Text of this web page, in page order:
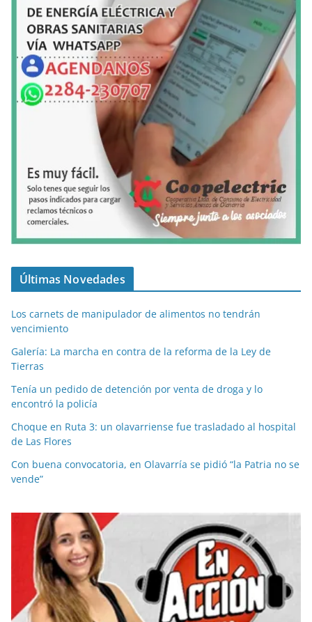
Últimas Novedades
Los carnets de manipulador de alimentos no tendrán
vencimiento
Galería: La marcha en contra de la reforma de la Ley de
Tierras
Tenía un pedido de detención por venta de droga y lo
encontró la policía
Choque en Ruta 3: un olavarriense fue trasladado al hospital
de Las Flores
Con buena convocatoria, en Olavarría se pidió “la Patria no se
vende”